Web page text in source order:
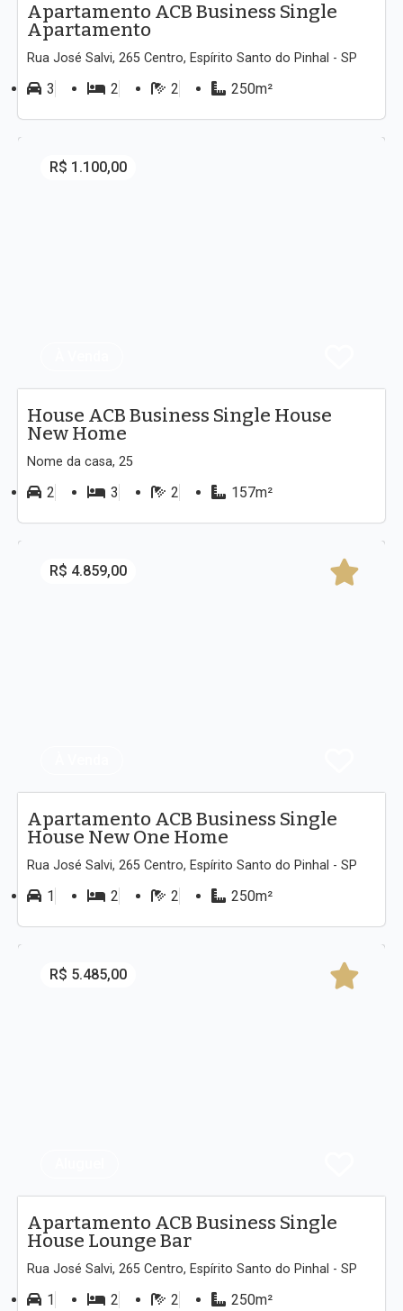
Apartamento ACB Business Single
Apartamento
Rua José Salvi, 265 Centro, Espírito Santo do Pinhal - SP
3 2 2 250m²
R$ 1.100,00
House ACB Business Single House
New Home
Nome da casa, 25
2 3 2 157m²
R$ 4.859,00
Apartamento ACB Business Single
House New One Home
Rua José Salvi, 265 Centro, Espírito Santo do Pinhal - SP
1 2 2 250m²
R$ 5.485,00
Apartamento ACB Business Single
House Lounge Bar
Rua José Salvi, 265 Centro, Espírito Santo do Pinhal - SP
1 2 2 250m²